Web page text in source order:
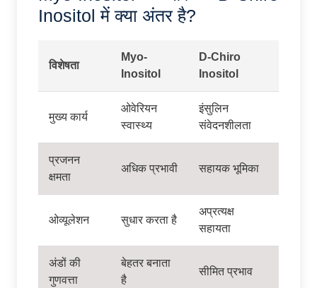
Inositol में क्या अंतर है?
विशेषता
Myo-
Inositol
D-Chiro
Inositol
मुख्य कार्य
ओवेरियन
स्वास्थ्य
इंसुलिन
संवेदनशीलता
प्रजनन
क्षमता
अधिक प्रभावी सहायक भूमिका
ओव्यूलेशन सुधार करता है
अप्रत्यक्ष
सहायता
अंडों की
गुणवत्ता
बेहतर बनाता
है
सीमित प्रभाव